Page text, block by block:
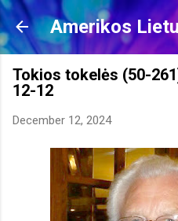
Skip to
Amerikos
Tokios tokelės (50-
12-12
December 12, 2024